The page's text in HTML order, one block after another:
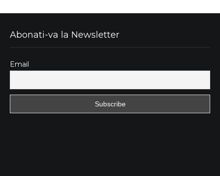
Abonati-va la Newsletter
Email